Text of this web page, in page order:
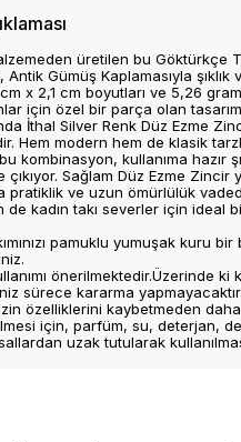
üretilen bu Göktürkçe
Gümüş Kaplamasıyla şıklık
x 2,1 cm boyutları ve 5,26 gram
için özel bir parça olan
İthal Silver Renk Düz Ezme
Hem modern hem de klasik
kombinasyon, kullanıma hazır
çıkıyor. Sağlam Düz Ezme Zincir
pratiklik ve uzun ömürlülük
de kadın takı severler için ideal
pamuklu yumuşak kuru bir
önerilmektedir.Üzerinde ki
sürece kararma yapmayacaktır.
özelliklerini kaybetmeden
için, parfüm, su, deterjan,
uzak tutularak